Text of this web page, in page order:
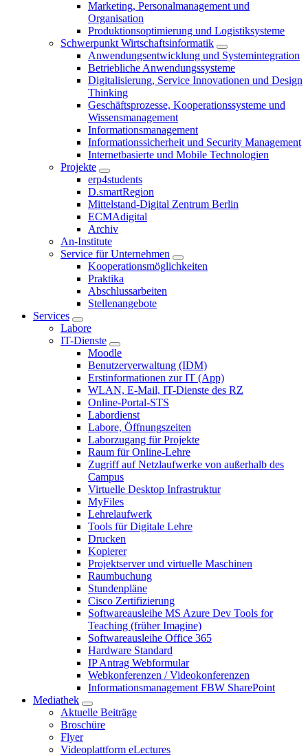
Marketing, Personalmanagement und
Organisation
Produktionsoptimierung und Logistiksysteme
Schwerpunkt Wirtschaftsinformatik
Anwendungsentwicklung und Systemintegration
Betriebliche Anwendungssysteme
Digitalisierung, Service Innovationen und Design
Thinking
Geschäftsprozesse, Kooperationssysteme und
Wissensmanagement
Informationsmanagement
Informationssicherheit und Security Management
Internetbasierte und Mobile Technologien
Projekte
erp4students
D.smartRegion
Mittelstand-Digital Zentrum Berlin
ECMAdigital
Archiv
An-Institute
Service für Unternehmen
Kooperationsmöglichkeiten
Praktika
Abschlussarbeiten
Stellenangebote
Services
Labore
IT-Dienste
Moodle
Benutzerverwaltung (IDM)
Erstinformationen zur IT (App)
WLAN, E-Mail, IT-Dienste des RZ
Online-Portal-STS
Labordienst
Labore, Öffnungszeiten
Laborzugang für Projekte
Raum für Online-Lehre
Zugriff auf Netzlaufwerke von außerhalb des
Campus
Virtuelle Desktop Infrastruktur
MyFiles
Lehrelaufwerk
Tools für Digitale Lehre
Drucken
Kopierer
Projektserver und virtuelle Maschinen
Raumbuchung
Stundenpläne
Cisco Zertifizierung
Softwareausleihe MS Azure Dev Tools for
Teaching (früher Imagine)
Softwareausleihe Office 365
Hardware Standard
IP Antrag Webformular
Webkonferenzen / Videokonferenzen
Informationsmanagement FBW SharePoint
Mediathek
Aktuelle Beiträge
Broschüre
Flyer
Videoplattform eLectures